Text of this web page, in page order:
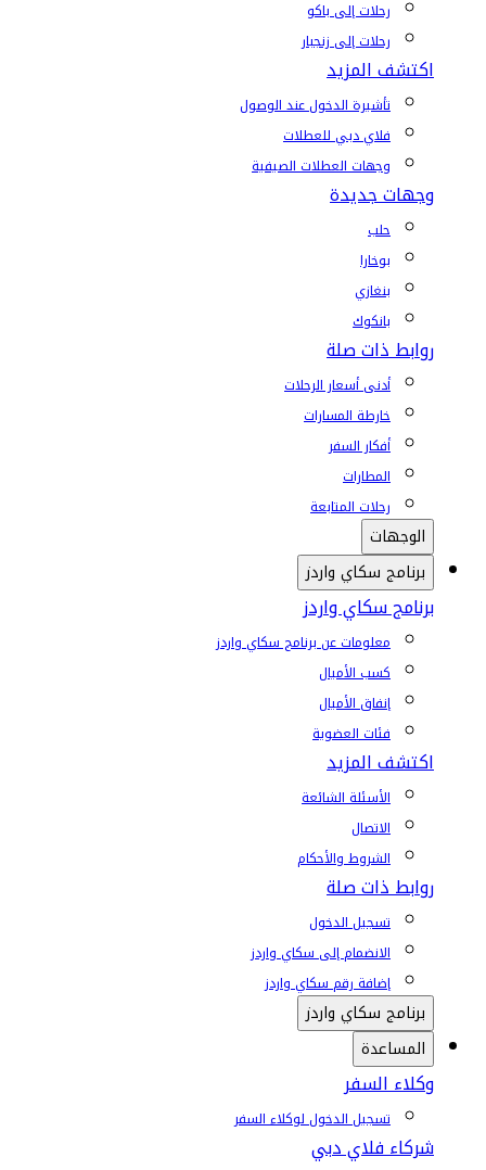
رحلات إلى باكو
رحلات إلى زنجبار
اكتشف المزيد
تأشيرة الدخول عند الوصول
فلاي دبي للعطلات
وجهات العطلات الصيفية
وجهات جديدة
حلب
بوخارا
بنغازي
بانكوك
روابط ذات صلة
أدنى أسعار الرحلات
خارطة المسارات
أفكار السفر
المطارات
رحلات المتابعة
الوجهات
برنامج سكاي واردز
برنامج سكاي واردز
معلومات عن برنامج سكاي واردز
كسب الأميال
إنفاق الأميال
فئات العضوية
اكتشف المزيد
الأسئلة الشائعة
الاتصال
الشروط والأحكام
روابط ذات صلة
تسجيل الدخول
الانضمام إلى سكاي واردز
إضافة رقم سكاي واردز
برنامج سكاي واردز
المساعدة
وكلاء السفر
تسجيل الدخول لوكلاء السفر
شركاء فلاي دبي